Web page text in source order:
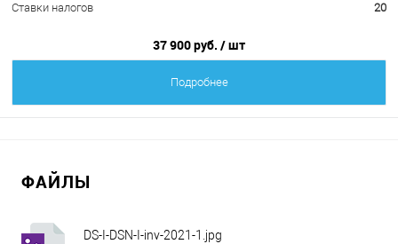
Ставки налогов
20
37 900 руб. / шт
Подробнее
ФАЙЛЫ
DS-I-DSN-I-inv-2021-1.jpg